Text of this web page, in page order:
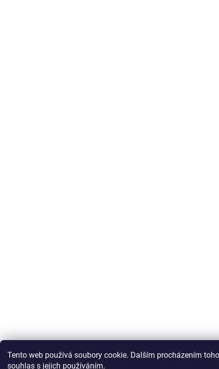
Tento web používá soubory cookie. Dalším procházením
souhlas s jejich používáním.